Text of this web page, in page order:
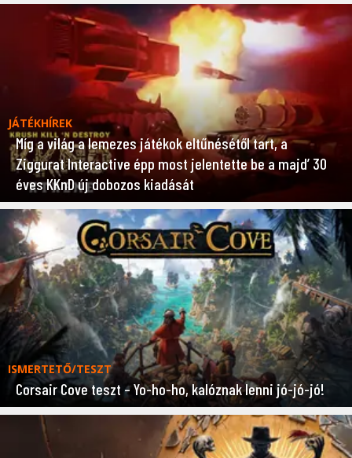
JÁTÉKHÍREK
Míg a világ a lemezes játékok eltűnésétől tart, a
Ziggurat Interactive épp most jelentette be a majd’ 30
éves KKnD új dobozos kiadását
ISMERTETŐ/TESZT
Corsair Cove teszt – Yo-ho-ho, kalóznak lenni jó-jó-jó!